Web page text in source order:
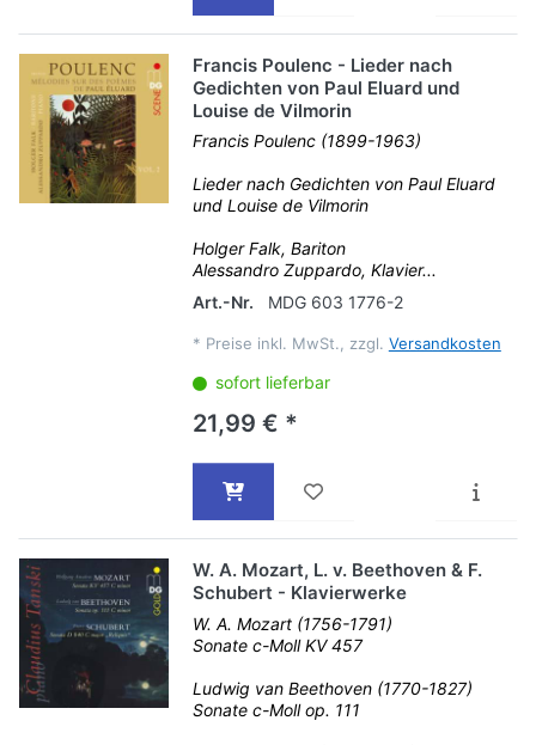
Francis Poulenc - Lieder nach
Gedichten von Paul Eluard und
Louise de Vilmorin
Francis Poulenc (1899-1963)
Lieder nach Gedichten von Paul Eluard
und Louise de Vilmorin
Holger Falk, Bariton
Alessandro Zuppardo, Klavier...
Art.-Nr.
MDG 603 1776-2
* Preise inkl. MwSt., zzgl. Versandkosten
sofort lieferbar
21,99 € *
W. A. Mozart, L. v. Beethoven & F.
Schubert - Klavierwerke
W. A. Mozart (1756-1791)
Sonate c-Moll KV 457
Ludwig van Beethoven (1770-1827)
Sonate c-Moll op. 111